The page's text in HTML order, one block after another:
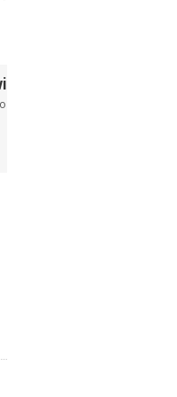
Fest 2026
de 2026 22:30